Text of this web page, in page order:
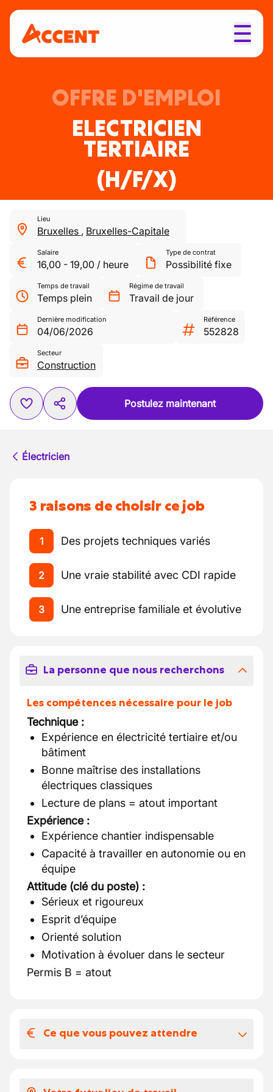
OFFRE D'EMPLOI
ELECTRICIEN
TERTIAIRE
(H/F/X)
Lieu
Bruxelles , Bruxelles-Capitale
Salaire
16,00 - 19,00 / heure
Type de contrat
Possibilité fixe
Temps de travail
Temps plein
Régime de travail
Travail de jour
Dernière modification
04/06/2026
Référence
552828
Secteur
Construction
Postulez maintenant
Électricien
3 raisons de choisir ce job
1 Des projets techniques variés
2 Une vraie stabilité avec CDI rapide
3 Une entreprise familiale et évolutive
La personne que nous recherchons
Les compétences nécessaire pour le job
Technique :
Expérience en électricité tertiaire et/ou
bâtiment
Bonne maîtrise des installations
électriques classiques
Lecture de plans = atout important
Expérience :
Expérience chantier indispensable
Capacité à travailler en autonomie ou en
équipe
Attitude (clé du poste) :
Sérieux et rigoureux
Esprit d’équipe
Orienté solution
Motivation à évoluer dans le secteur
Permis B = atout
Ce que vous pouvez attendre